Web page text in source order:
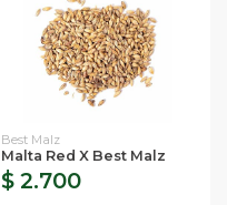
Best Malz
Malta Red X Best Malz
$ 2.700